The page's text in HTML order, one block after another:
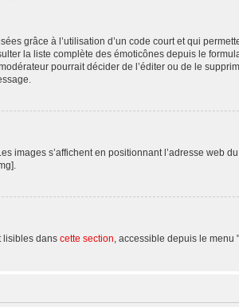
grâce à l’utilisation d’un code court et qui
la liste complète des émoticônes depuis le
pourrait décider de l’éditer ou de le
images s’affichent en positionnant l’adresse web
lisibles dans cette section , accessible depuis le menu "